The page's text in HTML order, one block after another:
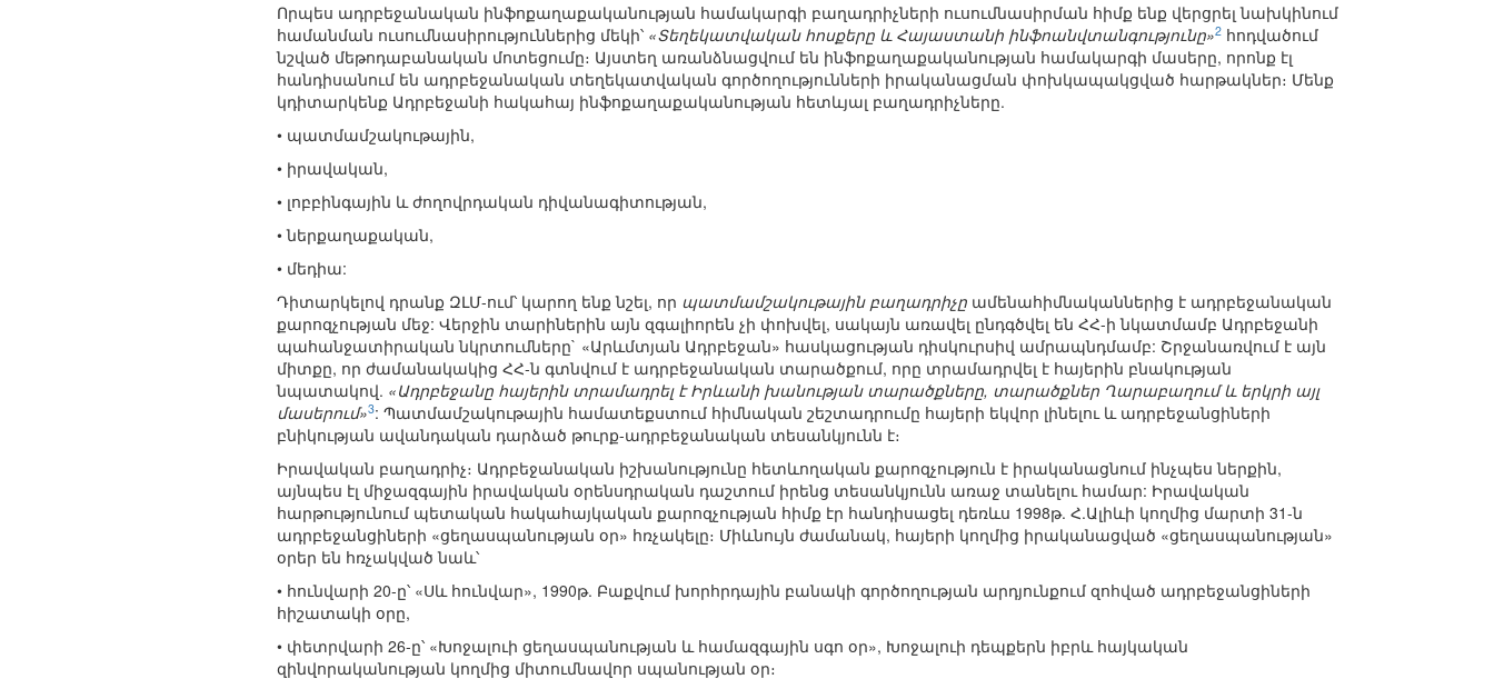
Որպես ադրբեջանական ինֆոքաղաքականության համակարգի բաղադրիչների ուսումնասիրման հիմք ենք վերցրել նախկինում
համանման ուսումնասիրություններից մեկի՝ «Տեղեկատվական հոսքերը և Հայաստանի ինֆոանվտանգությունը»2 հոդվածում
նշված մեթոդաբանական մոտեցումը։ Այստեղ առանձնացվում են ինֆոքաղաքականության համակարգի մասերը, որոնք էլ
հանդիսանում են ադրբեջանական տեղեկատվական գործողությունների իրականացման փոխկապակցված հարթակներ։ Մենք
կդիտարկենք Ադրբեջանի հակահայ ինֆոքաղաքականության հետևյալ բաղադրիչները.
• պատմամշակութային,
• իրավական,
• լոբբինգային և ժողովրդական դիվանագիտության,
• ներքաղաքական,
• մեդիա:
Դիտարկելով դրանք ԶԼՄ-ում՝ կարող ենք նշել, որ պատմամշակութային բաղադրիչը ամենահիմնականներից է ադրբեջանական
քարոզչության մեջ: Վերջին տարիներին այն զգալիորեն չի փոխվել, սակայն առավել ընդգծվել են ՀՀ-ի նկատմամբ Ադրբեջանի
պահանջատիրական նկրտումները` «Արևմտյան Ադրբեջան» հասկացության դիսկուրսիվ ամրապնդմամբ: Շրջանառվում է այն
միտքը, որ ժամանակակից ՀՀ-ն գտնվում է ադրբեջանական տարածքում, որը տրամադրվել է հայերին բնակության
նպատակով. «Ադրբեջանը հայերին տրամադրել է Իրևանի խանության տարածքները, տարածքներ Ղարաբաղում և երկրի այլ
մասերում»3: Պատմամշակութային համատեքստում հիմնական շեշտադրումը հայերի եկվոր լինելու և ադրբեջանցիների
բնիկության ավանդական դարձած թուրք-ադրբեջանական տեսանկյունն է։
Իրավական բաղադրիչ։ Ադրբեջանական իշխանությունը հետևողական քարոզչություն է իրականացնում ինչպես ներքին,
այնպես էլ միջազգային իրավական օրենսդրական դաշտում իրենց տեսանկյունն առաջ տանելու համար: Իրավական
հարթությունում պետական հակահայկական քարոզչության հիմք էր հանդիսացել դեռևս 1998թ. Հ.Ալիևի կողմից մարտի 31-ն
ադրբեջանցիների «ցեղասպանության օր» հռչակելը։ Միևնույն ժամանակ, հայերի կողմից իրականացված «ցեղասպանության»
օրեր են հռչակված նաև՝
• հունվարի 20-ը՝ «Սև հունվար», 1990թ. Բաքվում խորհրդային բանակի գործողության արդյունքում զոհված ադրբեջանցիների
հիշատակի օրը,
• փետրվարի 26-ը՝ «Խոջալուի ցեղասպանության և համազգային սգո օր», Խոջալուի դեպքերն իբրև հայկական
զինվորականության կողմից միտումնավոր սպանության օր։